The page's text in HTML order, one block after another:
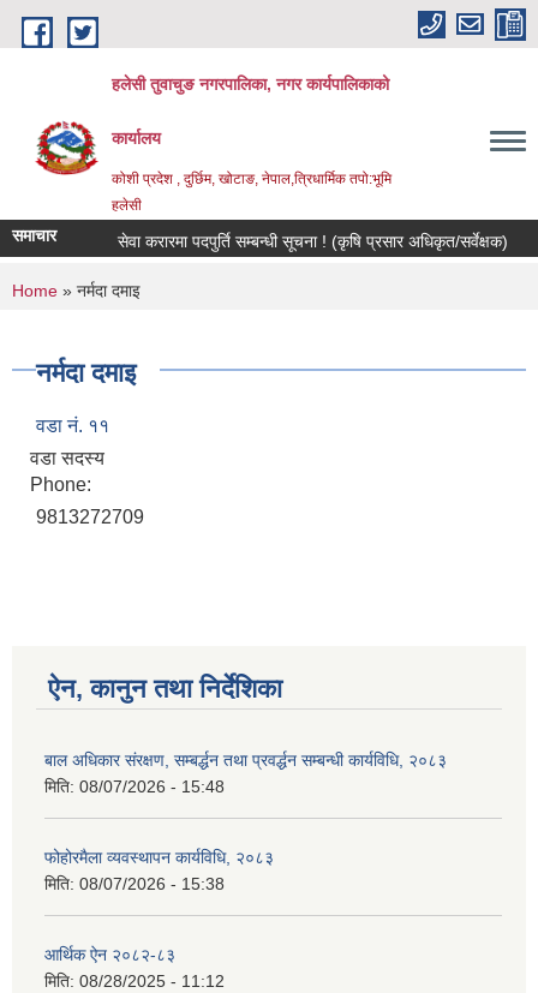
Skip to main content
हलेसी तुवाचुङ नगरपालिका, नगर कार्यपालिकाको
कार्यालय
कोशी प्रदेश , दुर्छिम, खोटाङ, नेपाल,त्रिधार्मिक तपो:भूमि
हलेसी
समाचार सेवा करारमा पदपुर्ति सम्बन्धी सूचना ! (कृषि प्रसार अधिकृत/सर्वेक्षक)
You are here
Home » नर्मदा दमाइ
नर्मदा दमाइ
वडा नं. ११
वडा सदस्य
Phone:
9813272709
ऐन, कानुन तथा निर्देशिका
बाल अधिकार संरक्षण, सम्बर्द्धन तथा प्रवर्द्धन सम्बन्धी कार्यविधि, २०८३
मिति: 08/07/2026 - 15:48
फोहोरमैला व्यवस्थापन कार्यविधि, २०८३
मिति: 08/07/2026 - 15:38
आर्थिक ऐन २०८२-८३
मिति: 08/28/2025 - 11:12